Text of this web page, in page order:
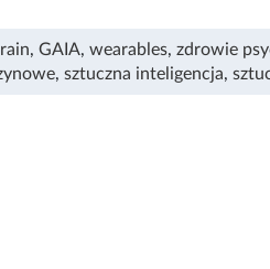
, GAIA, wearables, zdrowie
, sztuczna inteligencja,